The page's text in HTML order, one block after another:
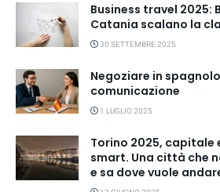
Business travel 2025:
Catania scalano la
30 SETTEMBRE 2025
Negoziare in
comunicazione
1 LUGLIO 2025
Torino 2025, capitale
smart. Una città che
e sa dove vuole